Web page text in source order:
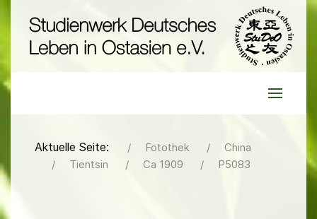
Aktuelle Seite: Fotothek
China
Tientsin
Ca 1909 P5083